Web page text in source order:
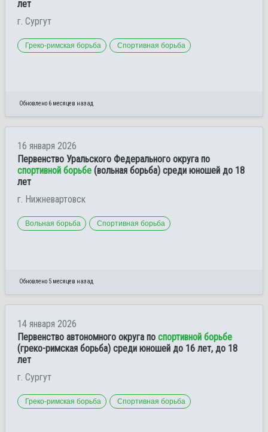
лет
г. Сургут
Греко-римская борьба Спортивная борьба
Обновлено 6 месяцев назад
16 января 2026
Первенство Уральского Федерального округа по
спортивной борьбе (вольная борьба) среди юношей до 18
лет
г. Нижневартовск
Вольная борьба Спортивная борьба
Обновлено 5 месяцев назад
14 января 2026
Первенство автономного округа по спортивной борьбе
(греко-римская борьба) среди юношей до 16 лет, до 18
лет
г. Сургут
Греко-римская борьба Спортивная борьба